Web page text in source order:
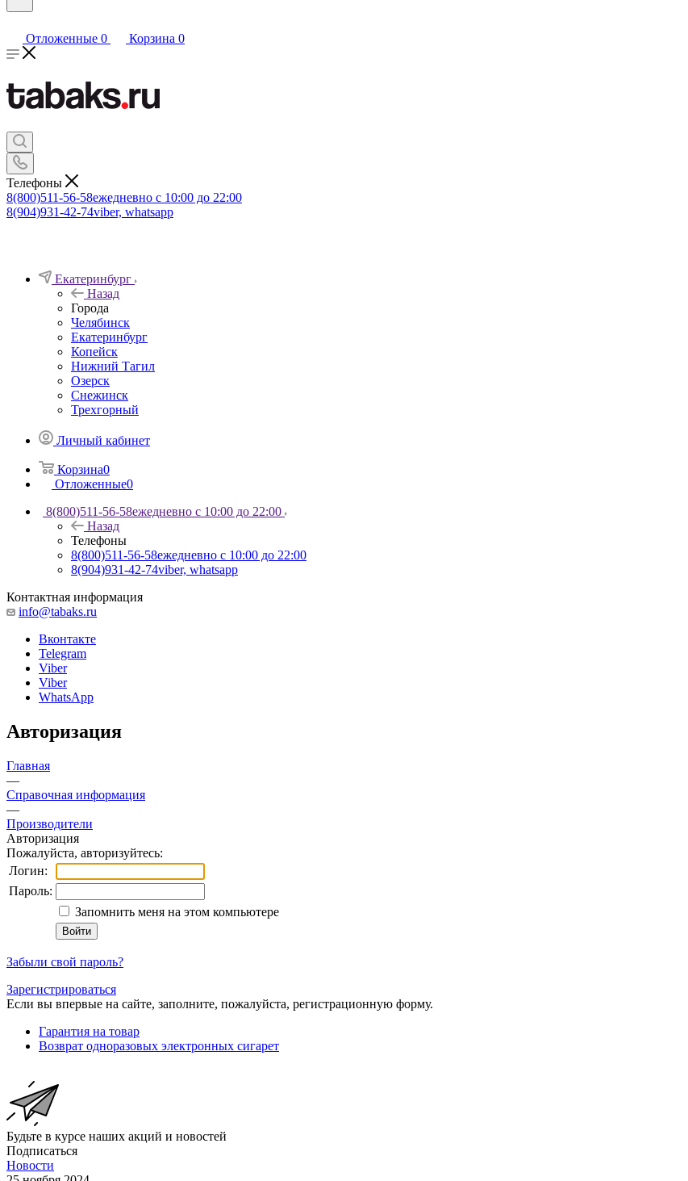
Отложенные 0 Корзина 0
Телефоны
8(800)511-56-58ежедневно с 10:00 до 22:00
8(904)931-42-74viber, whatsapp
Екатеринбург
Назад
Города
Челябинск
Екатеринбург
Копейск
Нижний Тагил
Озерск
Снежинск
Трехгорный
Личный кабинет
Корзина0
Отложенные0
8(800)511-56-58ежедневно с 10:00 до 22:00
Назад
Телефоны
8(800)511-56-58ежедневно с 10:00 до 22:00
8(904)931-42-74viber, whatsapp
Контактная информация
info@tabaks.ru
Вконтакте
Telegram
Viber
Viber
WhatsApp
Авторизация
Главная
—
Справочная информация
—
Производители
Авторизация
Пожалуйста, авторизуйтесь:
Логин:
Пароль:
Запомнить меня на этом компьютере
Забыли свой пароль?
Зарегистрироваться
Если вы впервые на сайте, заполните, пожалуйста, регистрационную форму.
Гарантия на товар
Возврат одноразовых электронных сигарет
Будьте в курсе наших акций и новостей
Подписаться
Новости